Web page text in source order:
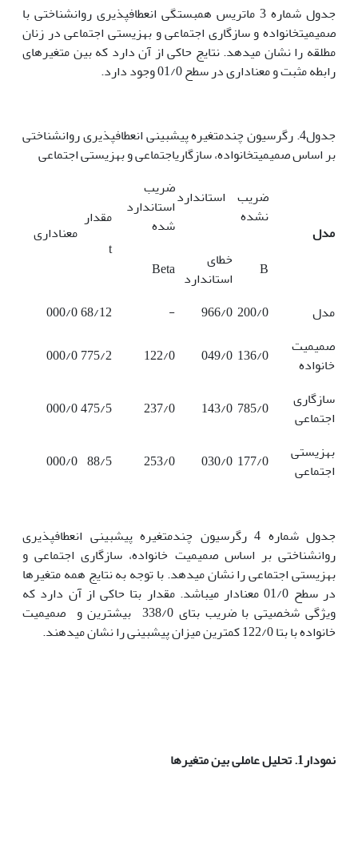
جدول شماره 3 ماتریس همبستگی انعطاف­پذیری روانشناختی با
صمیمیت­خانواده و سازگاری اجتماعی و بهزیستی اجتماعی در زنان
مطلقه را نشان می­دهد. نتایج حاکی از آن دارد که بین متغیرهای
رابطه مثبت و معناداری در سطح 01/0 وجود دارد.
جدول4. رگرسیون چندمتغیره پیش­بینی انعطاف­پذیری روانشناختی
بر اساس صمیمیت­خانواده، سازگاری­اجتماعی و بهزیستی اجتماعی
مدل
ضریب استاندارد
نشده
ضریب
استاندارد
شده
مقدار
t
معناداری
B
خطای
استاندارد Beta
مدل
200/0
966/0
-
68/12
000/0
صمیمیت
خانواده
136/0
049/0
122/0
775/2
000/0
سازگاری
اجتماعی
785/0
143/0
237/0
475/5
000/0
بهزیستی
اجتماعی
177/0
030/0
253/0
88/5
000/0
جدول شماره 4 رگرسیون چندمتغیره پیش­بینی انعطاف­پذیری
روانشناختی بر اساس صمیمیت خانواده، سازگاری اجتماعی و
بهزیستی اجتماعی را نشان می­دهد. با توجه به نتایج همه متغیرها
در سطح 01/0 معنادار می­باشد. مقدار بتا حاکی از آن دارد که
ویژگی شخصیتی با ضریب بتای 338/0 بیشترین و صمیمیت
خانواده با بتا 122/0 کمترین میزان پیش­بینی را نشان می­دهند.
نمودار1. تحلیل عاملی بین متغیرها